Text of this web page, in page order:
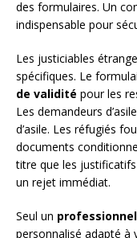
des formulaires. Un
indispensable pour
Les justiciables
spécifiques. Le
de validité pour les
Les demandeurs
d’asile. Les réfugiés
documents
titre que les
un rejet immédiat.
Seul un
personnalisé adapté